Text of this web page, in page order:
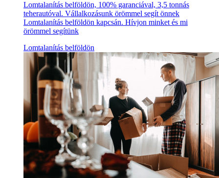
Lomtalanítás belföldön, 100% garanciával, 3,5 tonnás
teherautóval. Vállalkozásunk örömmel segít önnek
Lomtalanítás belföldön kapcsán. Hívjon minket és mi
örömmel segítünk
Lomtalanítás belföldön